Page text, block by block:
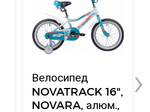
Велосипед
NOVATRACK 16",
NOVARA, алюм.,
›